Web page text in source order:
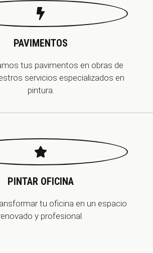
PAVIMENTOS
tus pavimentos en obras de
servicios especializados en
pintura.
PINTAR OFICINA
tu oficina en un espacio
y profesional.